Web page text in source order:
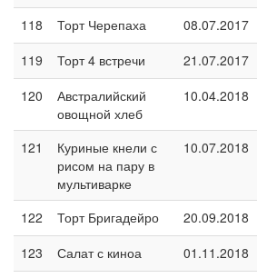
118
Торт Черепаха 08.07.2017
119
Торт 4 встречи 21.07.2017
120
Австралийский
овощной хлеб
10.04.2018
121
Куриные кнели с
рисом на пару в
мультиварке
10.07.2018
122 Торт Бригадейро 20.09.2018
123
Салат с киноа 01.11.2018